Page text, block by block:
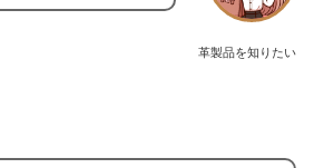
革製品を知りたい